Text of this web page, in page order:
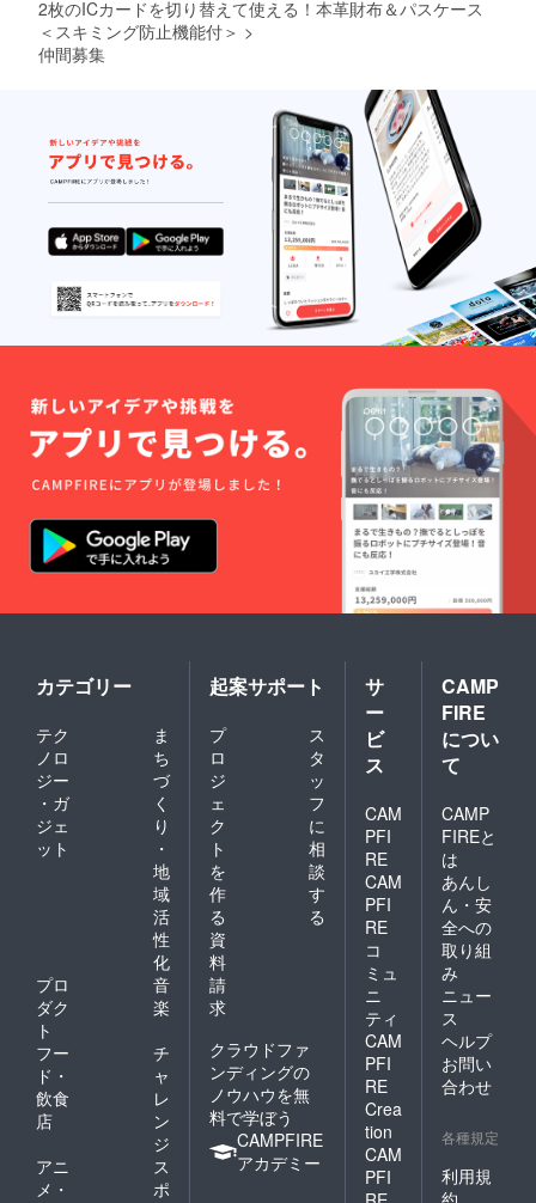
2枚のICカードを切り替えて使える！本革財布＆パスケース
＜スキミング防止機能付＞ >
仲間募集
カテゴリー
テク
ノロ
ジー
・ガ
ジェ
ット
ま
ち
づ
く
り
・
地
域
活
性
化
プロ
ダク
ト
音
楽
フー
ド・
飲食
店
チ
ャ
レ
ン
ジ
アニ
メ・
ス
ポ
起案サポート
プ
ロ
ジ
ェ
ク
ト
を
作
る
ス
タ
ッ
フ
に
相
談
す
る
資
料
請
求
クラウドファ
ンディングの
ノウハウを無
料で学ぼう
CAMPFIRE
アカデミー
サ
ー
ビ
ス
CAM
PFI
RE
CAM
PFI
RE
コ
ミュ
ニ
ティ
CAM
PFI
RE
Crea
tion
CAM
PFI
CAMP
FIRE
につい
て
CAMP
FIREと
は
あんし
ん・安
全への
取り組
み
ニュー
ス
ヘルプ
お問い
合わせ
各種規定
利用規
約